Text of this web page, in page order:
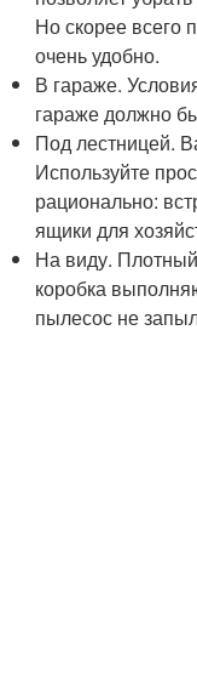
Но скорее всего
очень удобно.
В гараже.
гараже должно
Под лестницей.
Используйте
рационально:
ящики для
На виду.
коробка
пылесос не